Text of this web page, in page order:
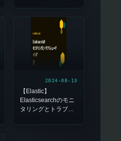
データを送信する方
2024-08-13
【Elastic】
Elasticsearchのモニ
タリングとトラブル